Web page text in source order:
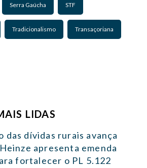
Serra Gaúcha STF
Tradicionalismo Transaçoriana
LIDAS
das dívidas rurais avança
apresenta emenda
fortalecer o PL 5.122